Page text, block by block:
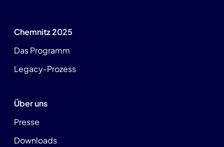
Chemnitz 2025
Das Programm
Legacy-Prozess
Über uns
Presse
Downloads